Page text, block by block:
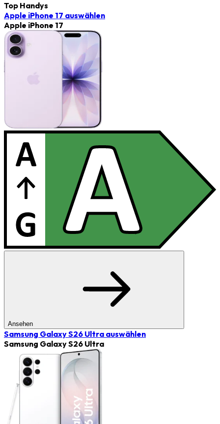
Top Handys
Apple iPhone 17 auswählen
Apple iPhone 17
Ansehen
Samsung Galaxy S26 Ultra auswählen
Samsung Galaxy S26 Ultra